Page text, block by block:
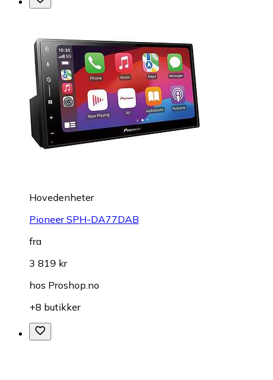
Hovedenheter
Pioneer SPH-DA77DAB
fra
3 819 kr
hos Proshop.no
+8 butikker